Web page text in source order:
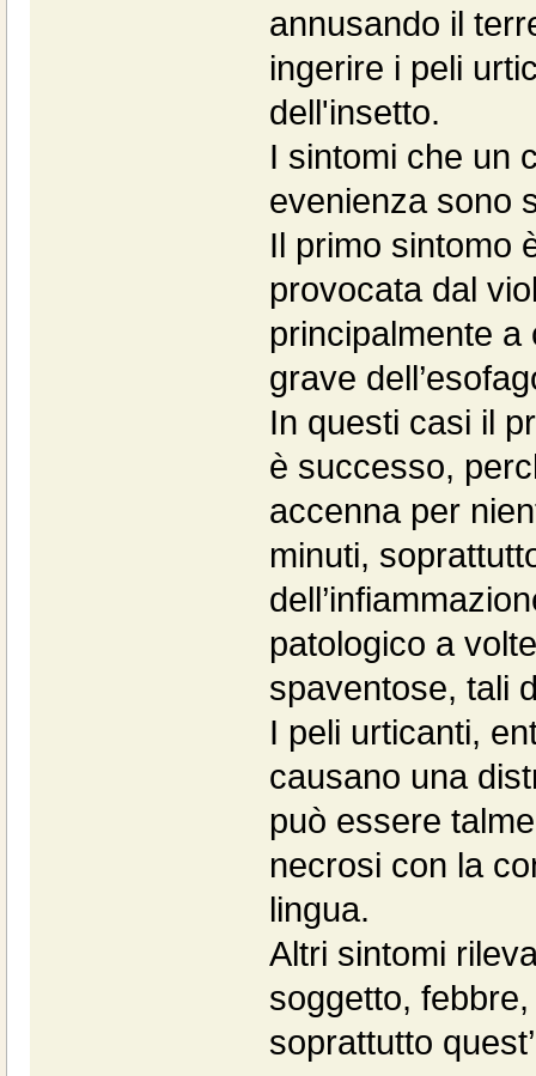
annusando il
ingerire i peli
dell'insetto.
I sintomi che un
evenienza sono
Il primo sintomo
provocata dal
principalmente
grave
In questi casi il
è successo,
accenna per
minuti,
patologico a
spaventose, tali
I peli urticanti,
causano una
può essere
necrosi con la
lingua.
Altri sintomi
soggetto,
soprattutto